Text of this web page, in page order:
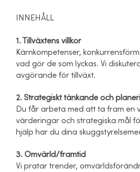
INNEHÅLL
1. Tillväxtens villkor
Kärnkompetenser,
vad gör de som lyckas. Vi
avgörande för tillväxt.
2. Strategiskt tänkande och
Du får arbeta med att ta fram en
värderingar och strategiska mål
hjälp har du dina
3. Omvärld/framtid
Vi pratar trender,